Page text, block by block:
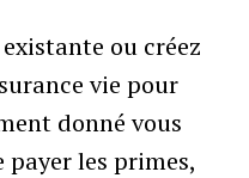
ou créez
vie pour
donné vous
payer les primes,